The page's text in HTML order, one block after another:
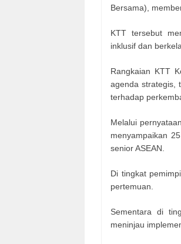
Bersama),
KTT tersebut
inklusif dan
Rangkaian KTT
agenda strategis,
terhadap
Melalui
menyampaikan
senior ASEAN.
Di tingkat
pertemuan.
Sementara di
meninjau